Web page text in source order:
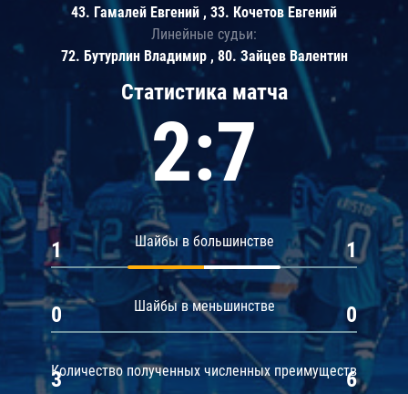
Статистика матча
2:7
Шайбы в большинстве
1 1
Шайбы в меньшинстве
0 0
Количество полученных численных преимуществ
3 6
43. Гамалей Евгений , 33. Кочетов Евгений
Линейные судьи:
72. Бутурлин Владимир , 80. Зайцев Валентин